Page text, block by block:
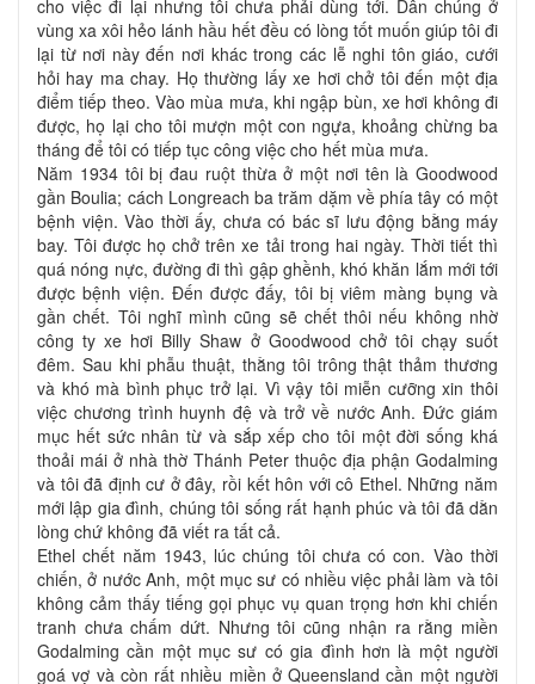
cho việc đi lại nhưng tôi chưa phải dùng tới. Dân chúng ở
vùng xa xôi hẻo lánh hầu hết đều có lòng tốt muốn giúp tôi đi
lại từ nơi này đến nơi khác trong các lễ nghi tôn giáo, cưới
hỏi hay ma chay. Họ thường lấy xe hơi chở tôi đến một địa
điểm tiếp theo. Vào mùa mưa, khi ngập bùn, xe hơi không đi
được, họ lại cho tôi mượn một con ngựa, khoảng chừng ba
tháng để tôi có tiếp tục công việc cho hết mùa mưa.
Năm 1934 tôi bị đau ruột thừa ở một nơi tên là Goodwood
gần Boulia; cách Longreach ba trăm dặm về phía tây có một
bệnh viện. Vào thời ấy, chưa có bác sĩ lưu động bằng máy
bay. Tôi được họ chở trên xe tải trong hai ngày. Thời tiết thì
quá nóng nực, đường đi thì gập ghềnh, khó khăn lắm mới tới
được bệnh viện. Đến được đấy, tôi bị viêm màng bụng và
gần chết. Tôi nghĩ mình cũng sẽ chết thôi nếu không nhờ
công ty xe hơi Billy Shaw ở Goodwood chở tôi chạy suốt
đêm. Sau khi phẫu thuật, thằng tôi trông thật thảm thương
và khó mà bình phục trở lại. Vì vậy tôi miễn cưỡng xin thôi
việc chương trình huynh đệ và trở về nước Anh. Đức giám
mục hết sức nhân từ và sắp xếp cho tôi một đời sống khá
thoải mái ở nhà thờ Thánh Peter thuộc địa phận Godalming
và tôi đã định cư ở đây, rồi kết hôn với cô Ethel. Những năm
mới lập gia đình, chúng tôi sống rất hạnh phúc và tôi đã dằn
lòng chứ không đã viết ra tất cả.
Ethel chết năm 1943, lúc chúng tôi chưa có con. Vào thời
chiến, ở nước Anh, một mục sư có nhiều việc phải làm và tôi
không cảm thấy tiếng gọi phục vụ quan trọng hơn khi chiến
tranh chưa chấm dứt. Nhưng tôi cũng nhận ra rằng miền
Godalming cần một mục sư có gia đình hơn là một người
goá vợ và còn rất nhiều miền ở Queensland cần một người